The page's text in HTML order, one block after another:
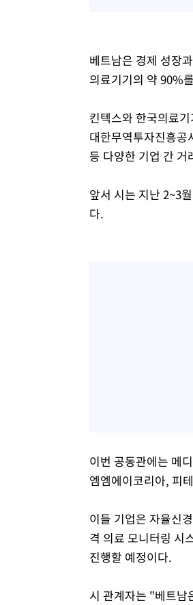
베트남은 경제 성장
의료기기의 약 90%
킨텍스와 한국의료
대한무역투자진흥
등 다양한 기업 간
앞서 시는 지난 2~3
다.
이번 공동관에는 메
엠엠에이코리아, 피
이들 기업은 자율신
격 의료 모니터링 시
진행할 예정이다.
시 관계자는 "베트남